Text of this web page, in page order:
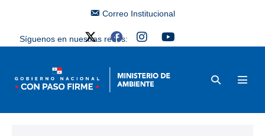
Correo Institucional
Síguenos en nuestras redes: